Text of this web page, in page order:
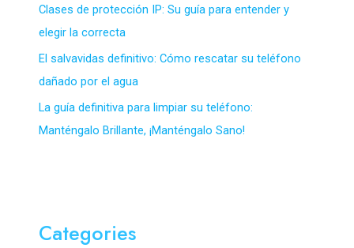
Clases de protección IP: Su guía para entender y
elegir la correcta
El salvavidas definitivo: Cómo rescatar su teléfono
dañado por el agua
La guía definitiva para limpiar su teléfono:
Manténgalo Brillante, ¡Manténgalo Sano!
Categories